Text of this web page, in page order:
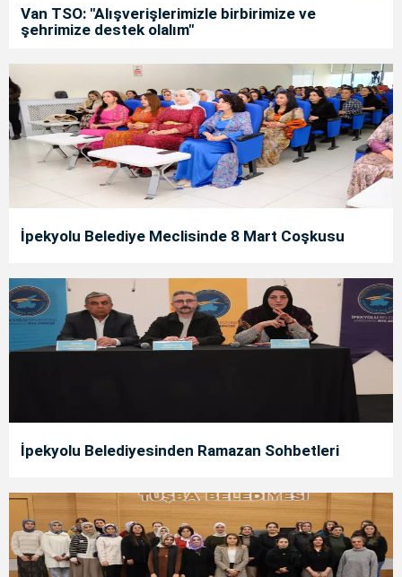
Van TSO: "Alışverişlerimizle birbirimize ve
şehrimize destek olalım"
İpekyolu Belediye Meclisinde 8 Mart Coşkusu
İpekyolu Belediyesinden Ramazan Sohbetleri